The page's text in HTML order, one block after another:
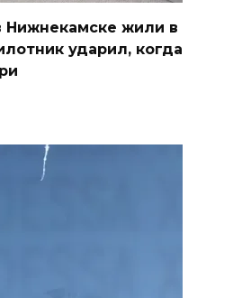
Нижнекамске жили в
ударил, когда